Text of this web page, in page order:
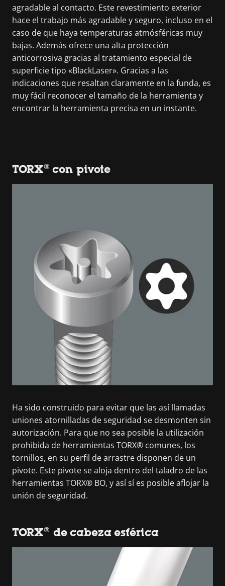
agradable al contacto. Este revestimiento exterior
hace el trabajo más agradable y seguro, incluso en el
caso de que haya temperaturas atmósféricas muy
bajas. Además ofrece una alta protección
anticorrosiva gracias al tratamiento especial de
superficie tipo «BlackLaser». Gracias a las
indicaciones que resaltan claramente en la funda, es
muy fácil reconocer el tamaño de la herramienta y
encontrar la herramienta precisa en un instante.
TORX® con pivote
Ha sido construido para evitar que las así llamadas
uniones atornilladas de seguridad se desmonten sin
autorización. Para que no sea posible la utilización
prohibida de herramientas TORX® comunes, los
tornillos, en su perfil de arrastre disponen de un
pivote. Este pivote se aloja dentro del taladro de las
herramientas TORX® BO, y así sí es posible aflojar la
unión de seguridad.
TORX® de cabeza esférica